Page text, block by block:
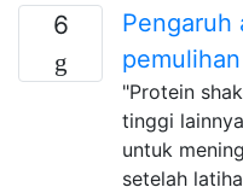
6
Pengaruh
"Protein
tinggi
untuk
setelah